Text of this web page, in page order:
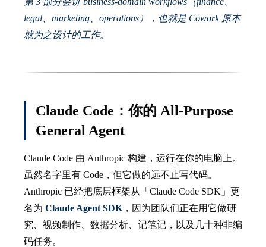
legal、marketing、operations），也就是 Cowork 原本
就为之设计的工作。
Claude Code：你的 All-Purpose
General Agent
Claude Code 由 Anthropic 构建，运行在你的电脑上。
虽然名字里有 Code，但它做的远不止写代码。
Anthropic 已经把底层框架从「Claude Code SDK」更
名为 Claude Agent SDK ，因为团队们正在用它做研
究、视频制作、数据分析、记笔记，以及几十种非编
码任务。